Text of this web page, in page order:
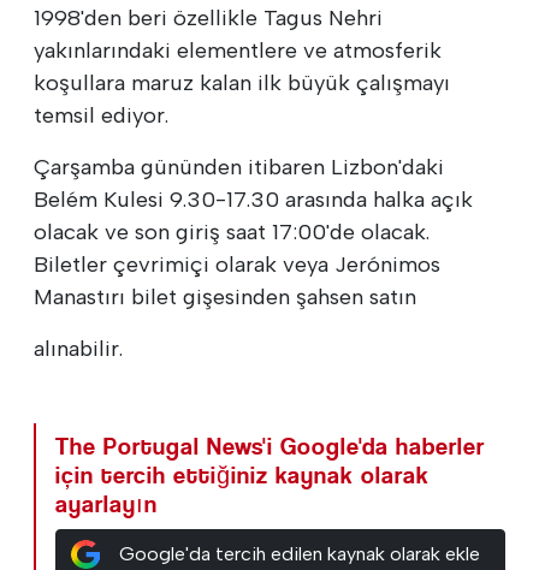
1998'den beri özellikle Tagus Nehri
yakınlarındaki elementlere ve atmosferik
koşullara maruz kalan ilk büyük çalışmayı
temsil ediyor.
Çarşamba gününden itibaren Lizbon'daki
Belém Kulesi 9.30-17.30 arasında halka açık
olacak ve son giriş saat 17:00'de olacak.
Biletler çevrimiçi olarak veya Jerónimos
Manastırı bilet gişesinden şahsen satın
alınabilir.
The Portugal News'i Google'da haberler
için tercih ettiğiniz kaynak olarak
ayarlayın
Google'da tercih edilen kaynak olarak ekle